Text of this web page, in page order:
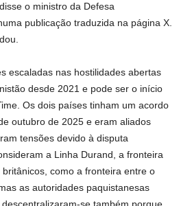
o ministro da Defesa
publicação traduzida na página X.
escaladas nas hostilidades abertas
desde 2021 e pode ser o início
Os dois países tinham um acordo
outubro de 2025 e eram aliados
tensões devido à disputa
a Linha Durand, a fronteira
como a fronteira entre o
as autoridades paquistanesas